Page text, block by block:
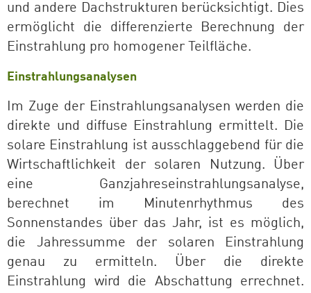
und andere Dachstrukturen berücksichtigt. Dies
ermöglicht die differenzierte Berechnung der
Einstrahlung pro homogener Teilfläche.
Einstrahlungsanalysen
Im Zuge der Einstrahlungsanalysen werden die
direkte und diffuse Einstrahlung ermittelt. Die
solare Einstrahlung ist ausschlaggebend für die
Wirtschaftlichkeit der solaren Nutzung. Über
eine Ganzjahreseinstrahlungsanalyse,
berechnet im Minutenrhythmus des
Sonnenstandes über das Jahr, ist es möglich,
die Jahressumme der solaren Einstrahlung
genau zu ermitteln. Über die direkte
Einstrahlung wird die Abschattung errechnet.